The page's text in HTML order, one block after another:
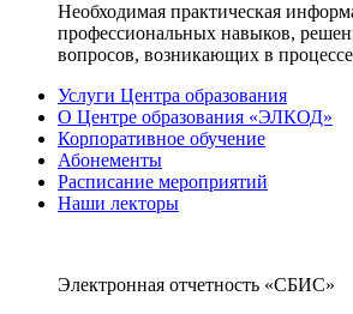
Необходимая практическая
профессиональных навыков,
вопросов, возникающих в
Услуги Центра образования
О Центре образования «ЭЛКОД»
Корпоративное обучение
Абонементы
Расписание мероприятий
Наши лекторы
Электронная отчетность «СБИС»